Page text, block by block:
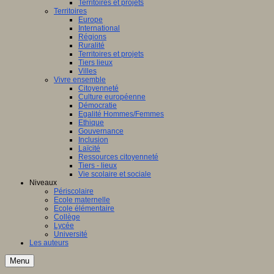
Territoires et projets
Territoires
Europe
International
Régions
Ruralité
Territoires et projets
Tiers lieux
Villes
Vivre ensemble
Citoyenneté
Culture européenne
Démocratie
Egalité Hommes/Femmes
Ethique
Gouvernance
Inclusion
Laïcité
Ressources citoyenneté
Tiers - lieux
Vie scolaire et sociale
Niveaux
Périscolaire
Ecole maternelle
Ecole élémentaire
Collège
Lycée
Université
Les auteurs
Menu